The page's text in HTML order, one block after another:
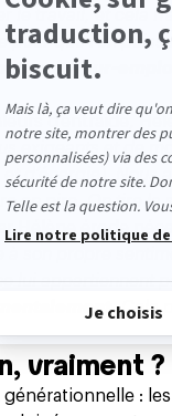
travail, et cela
que l’on
employeur-
d’entraide,
exigeants et de
d’énergie). Nous
en pire. On tire la
Hélène érode
à son propre
lui appartiennent
Cela
vraiment ?
générationnelle :